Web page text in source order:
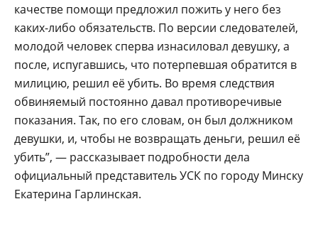
качестве помощи предложил пожить у него без
каких-либо обязательств. По версии следователей,
молодой человек сперва изнасиловал девушку, а
после, испугавшись, что потерпевшая обратится в
милицию, решил её убить. Во время следствия
обвиняемый постоянно давал противоречивые
показания. Так, по его словам, он был должником
девушки, и, чтобы не возвращать деньги, решил её
убить”, — рассказывает подробности дела
официальный представитель УСК по городу Минску
Екатерина Гарлинская.